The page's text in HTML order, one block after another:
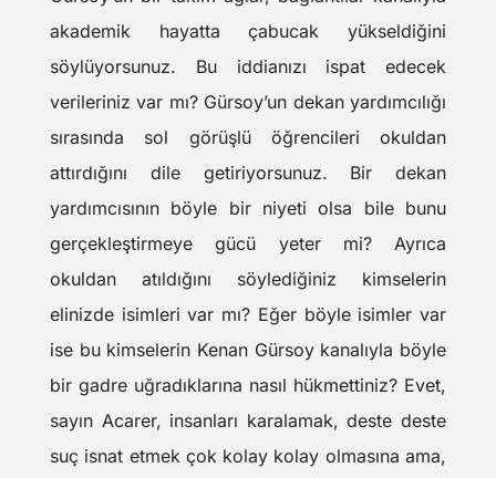
akademik hayatta çabucak yükseldiğini
söylüyorsunuz. Bu iddianızı ispat edecek
verileriniz var mı? Gürsoy’un dekan yardımcılığı
sırasında sol görüşlü öğrencileri okuldan
attırdığını dile getiriyorsunuz. Bir dekan
yardımcısının böyle bir niyeti olsa bile bunu
gerçekleştirmeye gücü yeter mi? Ayrıca
okuldan atıldığını söylediğiniz kimselerin
elinizde isimleri var mı? Eğer böyle isimler var
ise bu kimselerin Kenan Gürsoy kanalıyla böyle
bir gadre uğradıklarına nasıl hükmettiniz? Evet,
sayın Acarer, insanları karalamak, deste deste
suç isnat etmek çok kolay kolay olmasına ama,